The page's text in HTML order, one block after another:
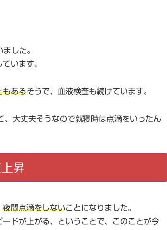
した。
います。
もあるそうで、血液検査も続けています。
大丈夫そうなので就寝時は点滴をいったん
昇
夜間点滴をしないことになりました。
ドが上がる、ということで、このことが今